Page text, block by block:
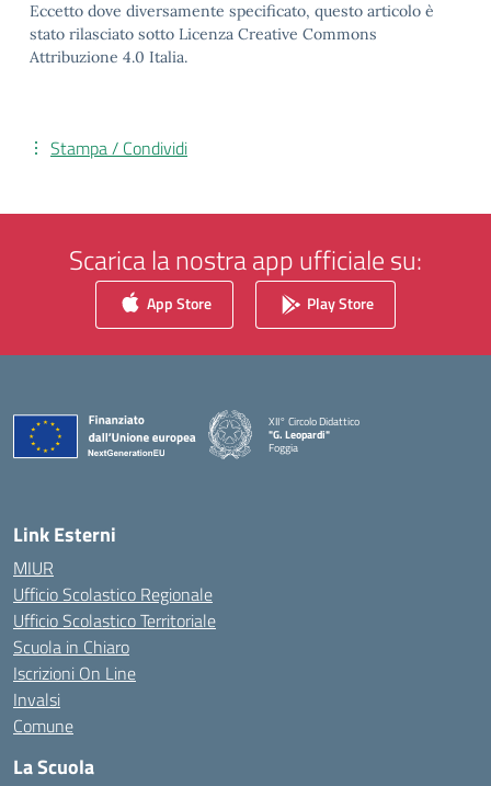
Eccetto dove diversamente specificato, questo articolo è
stato rilasciato sotto Licenza Creative Commons
Attribuzione 4.0 Italia.
Stampa / Condividi
Scarica la nostra app ufficiale su:
App Store Play Store
XII° Circolo Didattico
"G. Leopardi"
Foggia
— Visita la pagina iniziale della scuola
Link Esterni
MIUR
Ufficio Scolastico Regionale
Ufficio Scolastico Territoriale
Scuola in Chiaro
Iscrizioni On Line
Invalsi
Comune
La Scuola